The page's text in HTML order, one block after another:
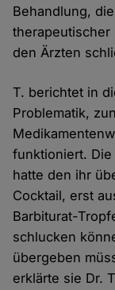
Behandlung,
therapeutischer
den Ärzten
T. berichtet in
Problematik,
funktioniert.
hatte den ihr
Cocktail, erst
Barbiturat-
schlucken
übergeben
erklärte sie Dr.